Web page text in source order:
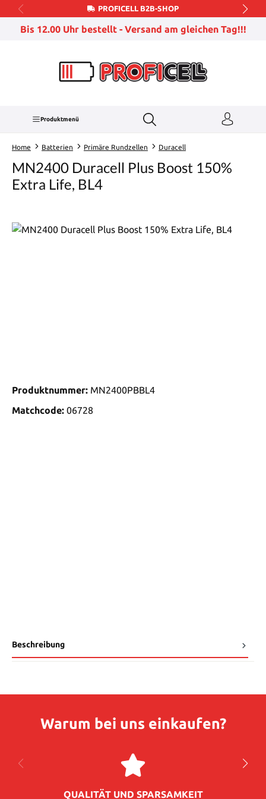
Zum Hauptinhalt springenPROFICELL B2B-SHOP
Bis 12.00 Uhr bestellt - Versand am gleichen Tag!!!
Produktmenü
Home Batterien Primäre Rundzellen Duracell
MN2400 Duracell Plus Boost 150%
Extra Life, BL4
Produktnummer: MN2400PBBL4
Matchcode: 06728
Beschreibung
Warum bei uns einkaufen?
QUALITÄT UND SPARSAMKEIT